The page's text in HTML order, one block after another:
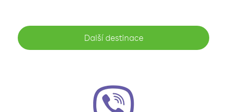
Další destinace